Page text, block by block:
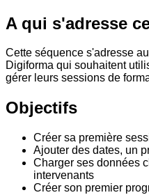
A qui s'adresse
Cette séquence s'adresse
Digiforma qui souhaitent
gérer leurs sessions de
Objectifs
Créer sa première
Ajouter des dates, un
Charger ses données
intervenants
Créer son premier